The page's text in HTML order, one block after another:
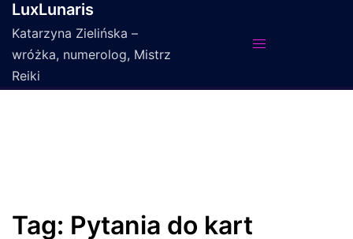
Przejdź
do
treści
LuxLunaris
Katarzyna Zielińska –
wróżka, numerolog, Mistrz
Reiki
Tag: Pytania do kart